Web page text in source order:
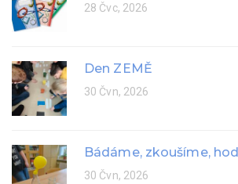
28 Čvc, 2026
Den ZEMĚ
30 Čvn, 2026
Bádáme, zkoušíme,
30 Čvn, 2026